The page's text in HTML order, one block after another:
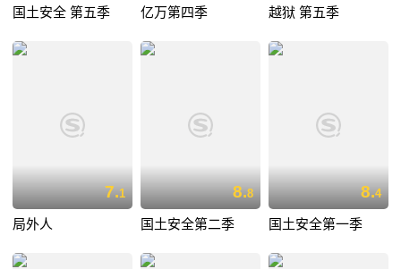
国土安全 第五季 亿万第四季 越狱 第五季
7.1
局外人
8.8
国土安全第二季
8.4
国土安全第一季